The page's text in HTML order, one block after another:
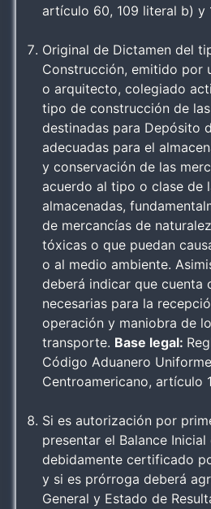
artículo 60, 109 literal b) y
Original de Dictamen del
Construcción, emitido por
o arquitecto, colegiado
tipo de construcción de
destinadas para Depósito
adecuadas para el
y conservación de las
acuerdo al tipo o clase de
almacenadas,
de mercancías de
tóxicas o que puedan
o al medio ambiente.
deberá indicar que cuenta
necesarias para la
operación y maniobra de
transporte. Base legal:
Código Aduanero Uniforme
Centroamericano, artículo
Si es autorización por
presentar el Balance
debidamente certificado
y si es prórroga deberá
General y Estado de